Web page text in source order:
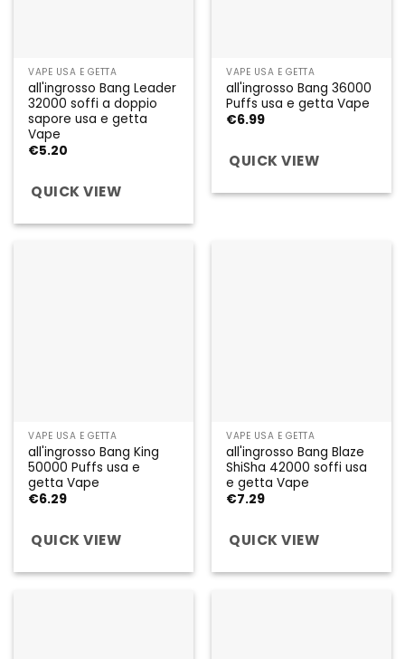
VAPE USA E GETTA
all'ingrosso Bang Leader
32000 soffi a doppio
sapore usa e getta
Vape
€5.20
QUICK VIEW
VAPE USA E GETTA
all'ingrosso Bang 36000
Puffs usa e getta Vape
€6.99
QUICK VIEW
VAPE USA E GETTA
all'ingrosso Bang King
50000 Puffs usa e
getta Vape
€6.29
QUICK VIEW
VAPE USA E GETTA
all'ingrosso Bang Blaze
ShiSha 42000 soffi usa
e getta Vape
€7.29
QUICK VIEW